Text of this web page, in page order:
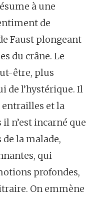
à une
de
Faust plongeant
du crâne. Le
être, plus
de l’hystérique. Il
entrailles et la
il n’est incarné que
la malade,
qui
profondes,
On emmène